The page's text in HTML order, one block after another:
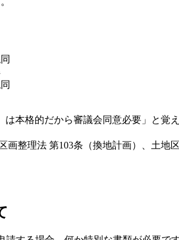
本格的だから審議会同意必要」と覚
整理法 第103条（換地計画）、土地